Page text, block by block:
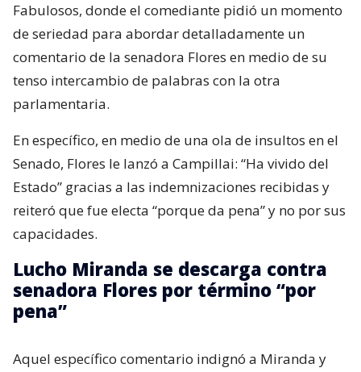
Fabulosos, donde el comediante pidió un momento
de seriedad para abordar detalladamente un
comentario de la senadora Flores en medio de su
tenso intercambio de palabras con la otra
parlamentaria.
En específico, en medio de una ola de insultos en el
Senado, Flores le lanzó a Campillai: “Ha vivido del
Estado” gracias a las indemnizaciones recibidas y
reiteró que fue electa “porque da pena” y no por sus
capacidades.
Lucho Miranda se descarga contra
senadora Flores por término “por
pena”
Aquel específico comentario indignó a Miranda y